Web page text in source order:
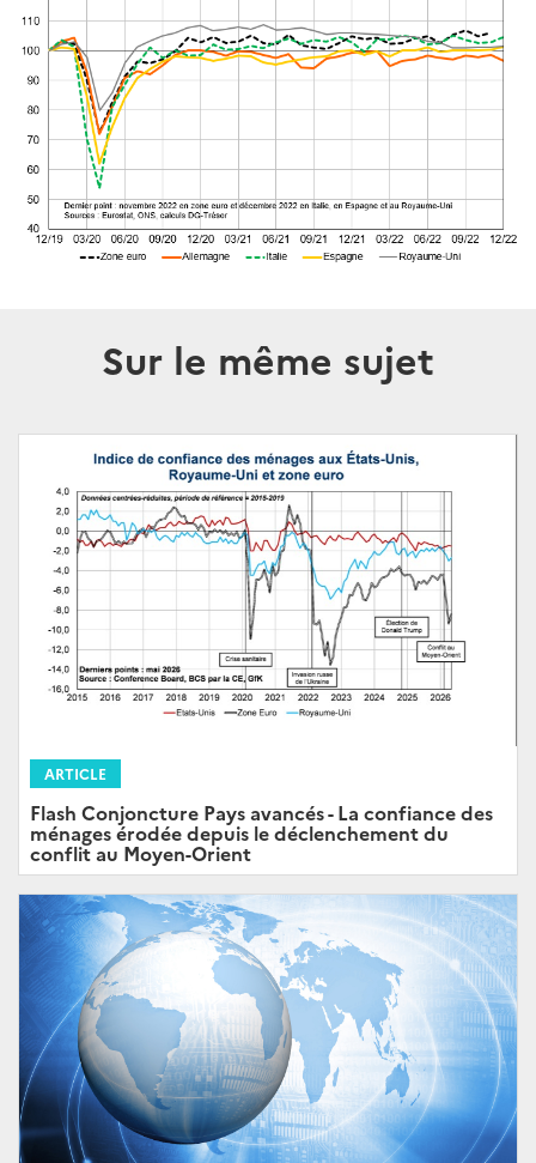
Sur le même sujet
ARTICLE
Flash Conjoncture Pays avancés - La confiance des
ménages érodée depuis le déclenchement du
conflit au Moyen-Orient